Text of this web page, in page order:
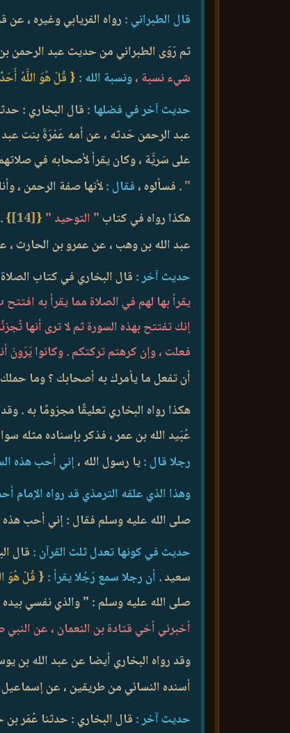
قال الطبراني : رواه الفريابي وغيره ،
ثم رَوَى الطبراني من حديث عبد الرحمن
شيء نسبة ،ونسبة الله :{ قُلْ هُوَ اللَّهُ
حديث آخر في فضلها : قال البخاري :
عبد الرحمن حَدثه ، عن أمه عَمْرَةَ بنت
على سَريَّة ، وكان يقرأ لأصحابه في
". فسألوه ، فقال :لأنها صفة الرحمن ،
هكذا رواه في كتاب " التوحيد " {
[14]
}
عبد الله بن وهب ، عن عمرو بن الحارث ،
حديث آخر :قال البخاري في كتاب
يقرأ بها لهم في الصلاة مما يقرأ به
إنك تفتتح بهذه السورة ثم لا ترى أنها
فعلت ، وإن كرهتم تركتكم . وكانوا يَرَونَ
أن تفعل ما يأمرك به أصحابك ؟ وما
هكذا رواه البخاري تعليقًا مجزومًا به .
عُبَيد الله بن عمر ، فذكر بإسناده مثله
رجلا قال :يا رسول الله ،إني أحب هذه
وهذا الذي علقه الترمذي قد رواه
صلى الله عليه وسلم فقال : إني أحب هذه
حديث في كونها تعدل ثلث القرآن : قال
سعيد . أن رجلا سمع رَجُلا يقرأ : { قُلْ هُوَ
صلى الله عليه وسلم : " والذي نفسي بيده
أخبرني أخي قتادة بن النعمان ، عن
وقد رواه البخاري أيضا عن عبد الله بن
أسنده النسائي من طريقين ، عن
حديث آخر : قال البخاري : حدثنا عُمَر